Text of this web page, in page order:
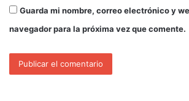
Guarda mi nombre, correo electrónico y
navegador para la próxima vez que comente.